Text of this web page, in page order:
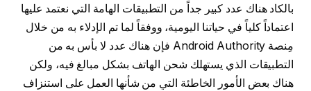
بالكاد هناك عدد كبير جداً من التطبيقات الهامة التي نعتمد عليها
اعتماداً كلياً في حياتنا اليومية، ووفقاً لما تم الإدلاء به من خلال
مِنصة Android Authority فإن هناك عدد لا بأس به من
التطبيقات الذي يستهلك شحن الهاتف بشكل مبالغ فيه، ولكن
هناك بعض الأمور الخاطئة التي من شأنها العمل على استنزاف